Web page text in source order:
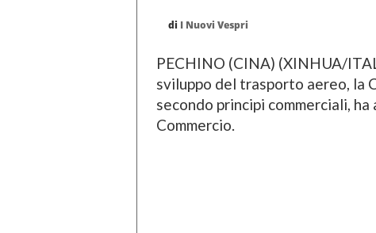
di I Nuovi Vespri
PECHINO (CINA) (XINHUA/
sviluppo del trasporto aereo, la
secondo principi commerciali,
Commercio.